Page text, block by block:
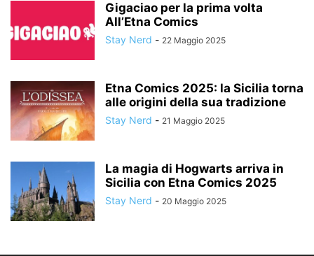
Gigaciao per la prima volta
All’Etna Comics
Stay Nerd - 22 Maggio 2025
Etna Comics 2025: la Sicilia torna
alle origini della sua tradizione
Stay Nerd - 21 Maggio 2025
La magia di Hogwarts arriva in
Sicilia con Etna Comics 2025
Stay Nerd - 20 Maggio 2025